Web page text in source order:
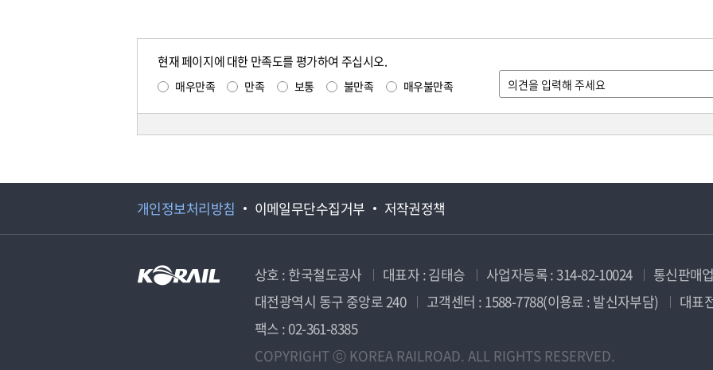
현재 페이지에 대한 만족도를 평가하여 주십시오.
매우만족 만족 보통 불만족 매우불만족
개인정보처리방침 이메일무단수집거부 저작권정책
상호 : 한국철도공사 대표자 : 김태승 사업자등록 : 314-82-10024
통신판매
대전광역시 동구 중앙로 240
고객센터 : 1588-7788(이용료 : 발신자부담)
대표
팩스 : 02-361-8385
COPYRIGHT ⓒ KOREA RAILROAD. ALL RIGHTS RESERVED.